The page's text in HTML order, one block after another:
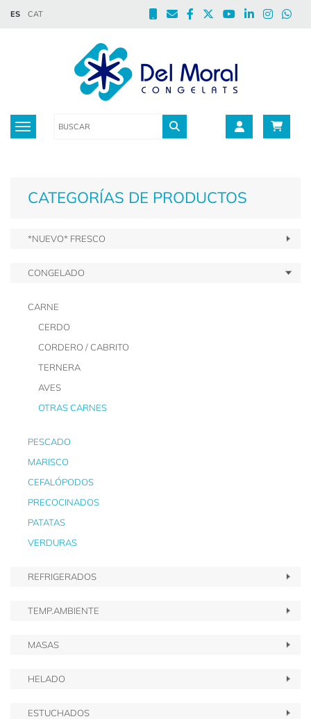
ES CAT
Toggle navigation
CATEGORÍAS DE PRODUCTOS
*NUEVO* FRESCO
CONGELADO
CARNE
CERDO
CORDERO / CABRITO
TERNERA
AVES
OTRAS CARNES
PESCADO
MARISCO
CEFALÓPODOS
PRECOCINADOS
PATATAS
VERDURAS
REFRIGERADOS
TEMP.AMBIENTE
MASAS
HELADO
ESTUCHADOS